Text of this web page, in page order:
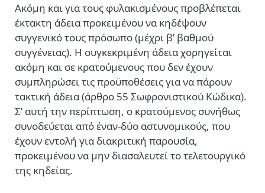
Ακόμη και για τους φυλακισμένους προβλέπεται
έκτακτη άδεια προκειμένου να κηδέψουν
συγγενικό τους πρόσωπο (μέχρι β’ βαθμού
συγγένειας). Η συγκεκριμένη άδεια χορηγείται
ακόμη και σε κρατούμενους που δεν έχουν
συμπληρώσει τις προϋποθέσεις για να πάρουν
τακτική άδεια (άρθρο 55 Σωφρονιστικού Κώδικα).
Σ’ αυτή την περίπτωση, ο κρατούμενος συνήθως
συνοδεύεται από έναν-δύο αστυνομικούς, που
έχουν εντολή για διακριτική παρουσία,
προκειμένου να μην διασαλευτεί το τελετουργικό
της κηδείας.